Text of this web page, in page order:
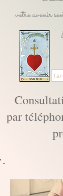
votre avenir
par